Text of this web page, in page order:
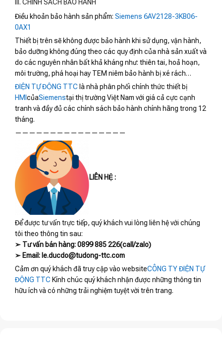
III. CHÍNH SÁCH BẢO HÀNH
Điều khoản bảo hành sản phẩm: Siemens 6AV2128-3KB06-
0AX1
Thiết bị trên sẽ không được bảo hành khi sử dụng, vận hành,
bảo dưỡng không đúng theo các quy định của nhà sản xuất và
do các nguyên nhân bất khả kháng như: thiên tai, hoả hoạn,
môi trường, phá hoại hay TEM niêm bảo hành bị xé rách…
ĐIỆN TỰ ĐỘNG TTC là nhà phân phối chính thức thiết bị
HMI củaSiemenstại thị trường Việt Nam với giá cả cực cạnh
tranh và đầy đủ các chính sách bảo hành chính hãng trong 12
tháng.
————————————————
LIÊN HỆ :
Để được tư vấn trực tiếp, quý khách vui lòng liên hệ với chúng
tôi theo thông tin sau:
➢ Tư vấn bán hàng: 0899 885 226(call/zalo)
➢ Email: le.ducdo@tudong-ttc.com
Cảm ơn quý khách đã truy cập vào websiteCÔNG TY ĐIỆN TỰ
ĐỘNG TTC Kính chúc quý khách nhận được những thông tin
hữu ích và có những trải nghiệm tuyệt vời trên trang.